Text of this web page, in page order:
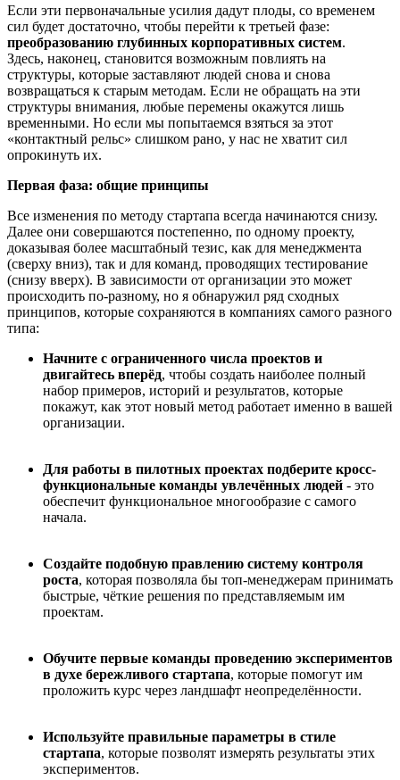
Если эти первоначальные усилия дадут плоды, со временем
сил будет достаточно, чтобы перейти к третьей фазе:
преобразованию глубинных корпоративных систем.
Здесь, наконец, становится возможным повлиять на
структуры, которые заставляют людей снова и снова
возвращаться к старым методам. Если не обращать на эти
структуры внимания, любые перемены окажутся лишь
временными. Но если мы попытаемся взяться за этот
«контактный рельс» слишком рано, у нас не хватит сил
опрокинуть их.
Первая фаза: общие принципы
Все изменения по методу стартапа всегда начинаются снизу.
Далее они совершаются постепенно, по одному проекту,
доказывая более масштабный тезис, как для менеджмента
(сверху вниз), так и для команд, проводящих тестирование
(снизу вверх). В зависимости от организации это может
происходить по-разному, но я обнаружил ряд сходных
принципов, которые сохраняются в компаниях самого разного
типа:
Начните с ограниченного числа проектов и
двигайтесь вперёд, чтобы создать наиболее полный
набор примеров, историй и результатов, которые
покажут, как этот новый метод работает именно в вашей
организации.
Для работы в пилотных проектах подберите кросс-
функциональные команды увлечённых людей - это
обеспечит функциональное многообразие с самого
начала.
Создайте подобную правлению систему контроля
роста, которая позволяла бы топ-менеджерам принимать
быстрые, чёткие решения по представляемым им
проектам.
Обучите первые команды проведению экспериментов
в духе бережливого стартапа, которые помогут им
проложить курс через ландшафт неопределённости.
Используйте правильные параметры в стиле
стартапа, которые позволят измерять результаты этих
экспериментов.